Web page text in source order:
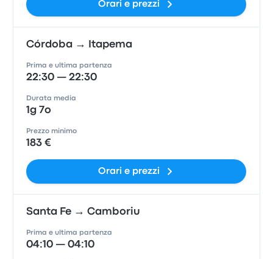
Orari e prezzi
Córdoba → Itapema
Prima e ultima partenza
22:30 — 22:30
Durata media
1g 7o
Prezzo minimo
183 €
Orari e prezzi
Santa Fe → Camboriu
Prima e ultima partenza
04:10 — 04:10